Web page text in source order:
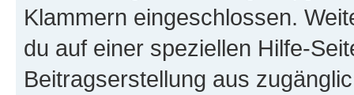
Klammern eingeschlossen.
du auf einer speziellen Hilfe-
Beitragserstellung aus